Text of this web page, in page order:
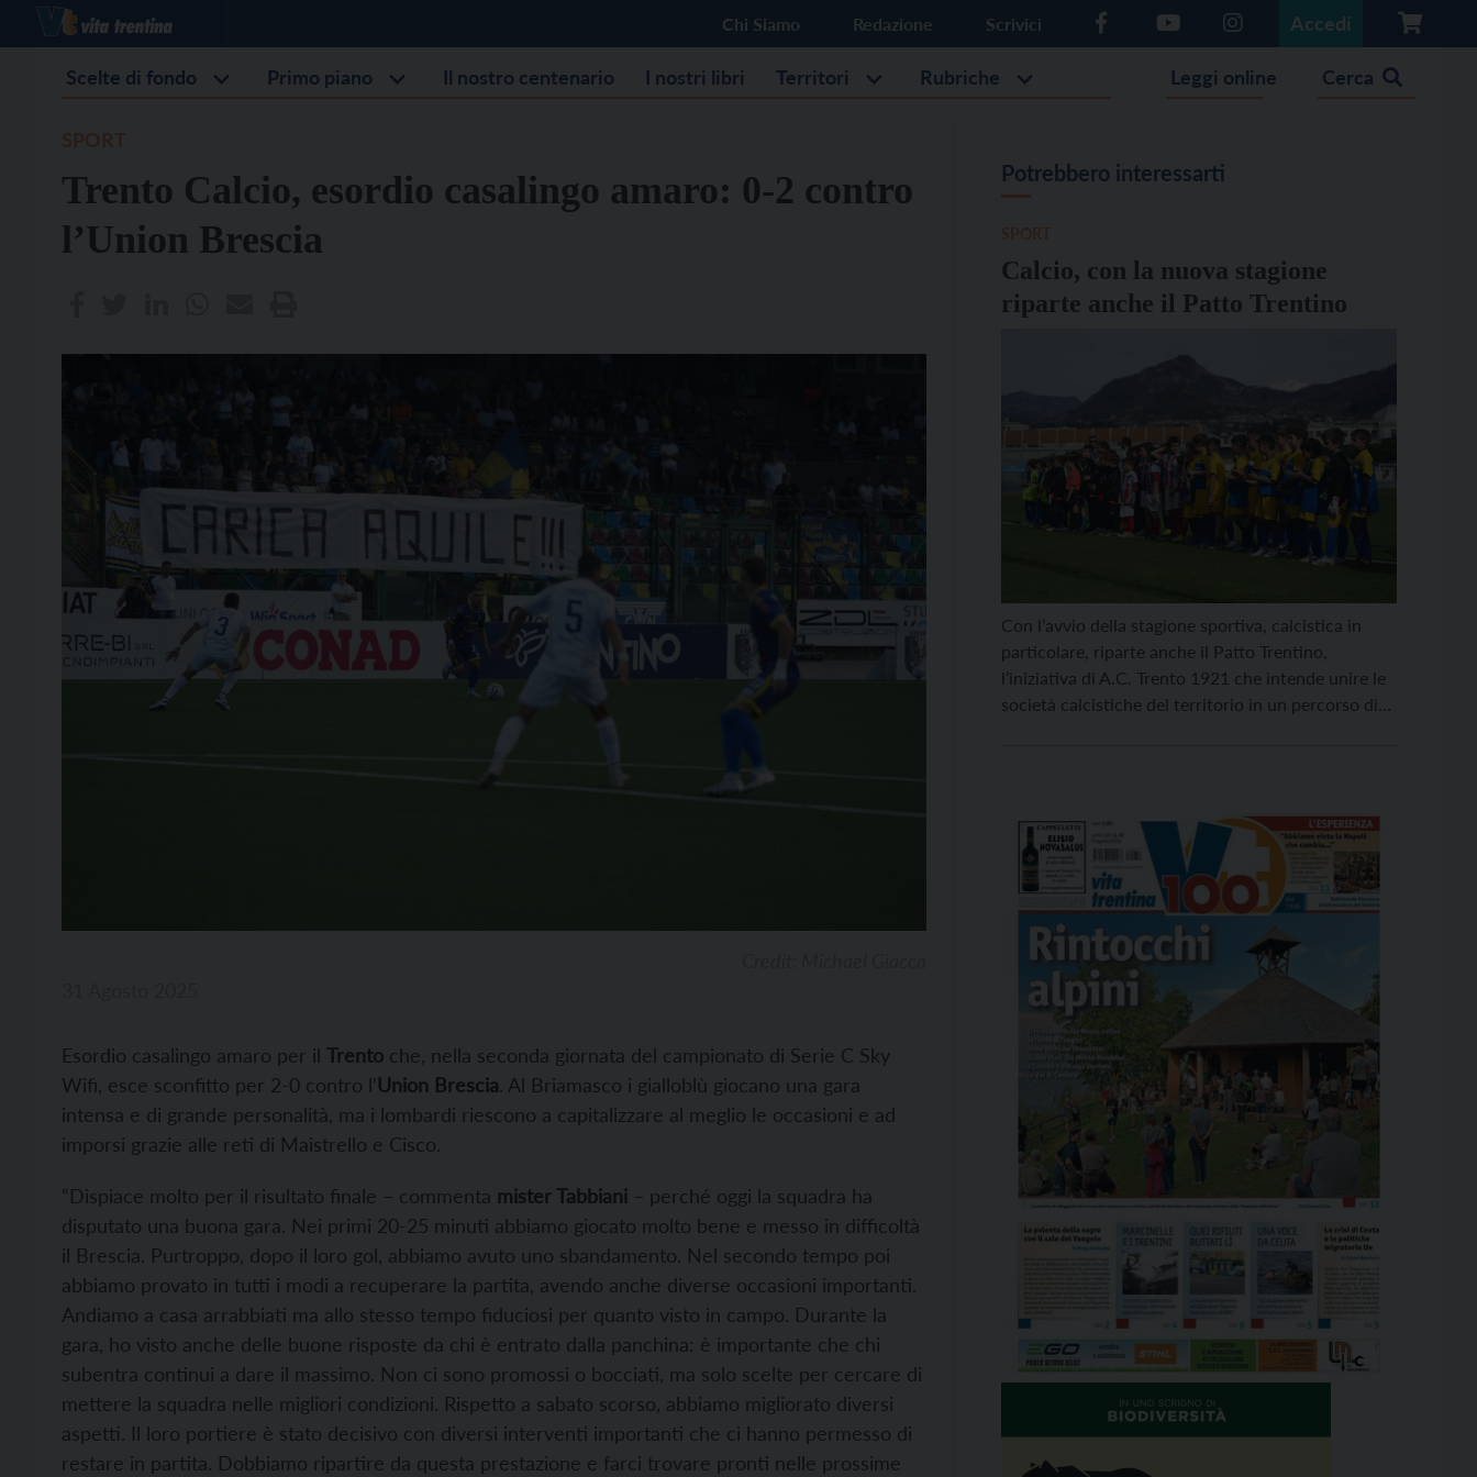
Chi Siamo Redazione Scrivici Accedi
Scelte di fondo Primo piano Il nostro centenario I nostri libri Territori Rubriche Leggi online Cerca
Trento Calcio, esordio casalingo amaro: 0-2 contro
l’Union Brescia
Esordio casalingo amaro per il Trento che, nella seconda giornata del campionato di Serie C Sky
Wifi, esce sconfitto per 2-0 contro l’Union Brescia. Al Briamasco i gialloblù giocano una gara
intensa e di grande personalità, ma i lombardi riescono a capitalizzare al meglio le occasioni e ad
imporsi grazie alle reti di Maistrello e Cisco.
“Dispiace molto per il risultato finale – commenta mister Tabbiani – perché oggi la squadra ha
disputato una buona gara. Nei primi 20-25 minuti abbiamo giocato molto bene e messo in difficoltà
il Brescia. Purtroppo, dopo il loro gol, abbiamo avuto uno sbandamento. Nel secondo tempo poi
abbiamo provato in tutti i modi a recuperare la partita, avendo anche diverse occasioni importanti.
Andiamo a casa arrabbiati ma allo stesso tempo fiduciosi per quanto visto in campo. Durante la
gara, ho visto anche delle buone risposte da chi è entrato dalla panchina: è importante che chi
subentra continui a dare il massimo. Non ci sono promossi o bocciati, ma solo scelte per cercare di
mettere la squadra nelle migliori condizioni. Rispetto a sabato scorso, abbiamo migliorato diversi
aspetti. Il loro portiere è stato decisivo con diversi interventi importanti che ci hanno permesso di
restare in partita. Dobbiamo ripartire da questa prestazione e farci trovare pronti nelle prossime
Potrebbero interessarti
Calcio, con la nuova stagione
riparte anche il Patto Trentino
Con l’avvio della stagione sportiva, calcistica in
particolare, riparte anche il Patto Trentino,
l’iniziativa di A.C. Trento 1921 che intende unire le
società calcistiche del territorio in un percorso di